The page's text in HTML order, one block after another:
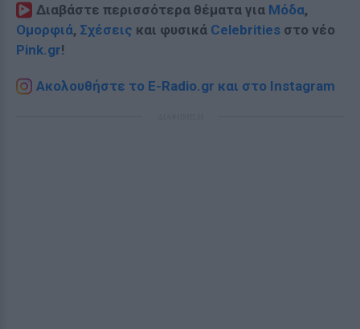
Διαβάστε περισσότερα θέματα για Μόδα,
Ομορφιά, Σχέσεις και φυσικά Celebrities στο νέο
Pink.gr!
Ακολουθήστε το E-Radio.gr και στο Instagram